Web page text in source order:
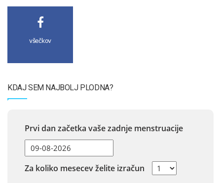
všečkov
KDAJ SEM NAJBOLJ PLODNA?
Prvi dan začetka vaše zadnje menstruacije
Za koliko mesecev želite izračun